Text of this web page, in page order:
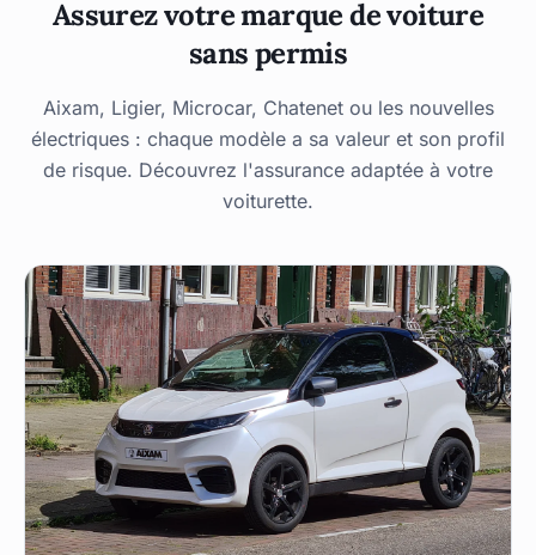
Assurez votre marque de voiture
sans permis
Aixam, Ligier, Microcar, Chatenet ou les nouvelles
électriques : chaque modèle a sa valeur et son profil
de risque. Découvrez l'assurance adaptée à votre
voiturette.